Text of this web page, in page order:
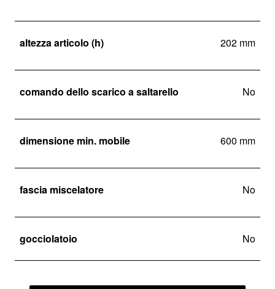
altezza articolo (h) 202 mm
comando dello scarico a saltarello No
dimensione min. mobile 600 mm
fascia miscelatore No
gocciolatoio No